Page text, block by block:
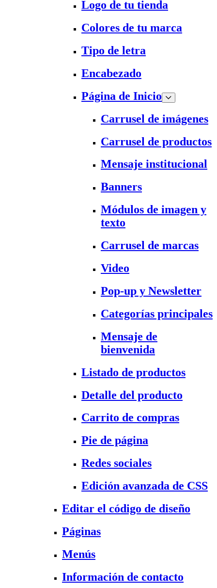
Logo de tu tienda
Colores de tu marca
Tipo de letra
Encabezado
Página de Inicio
Carrusel de imágenes
Carrusel de productos
Mensaje institucional
Banners
Módulos de imagen y
texto
Carrusel de marcas
Video
Pop-up y Newsletter
Categorías principales
Mensaje de
bienvenida
Listado de productos
Detalle del producto
Carrito de compras
Pie de página
Redes sociales
Edición avanzada de CSS
Editar el código de diseño
Páginas
Menús
Información de contacto